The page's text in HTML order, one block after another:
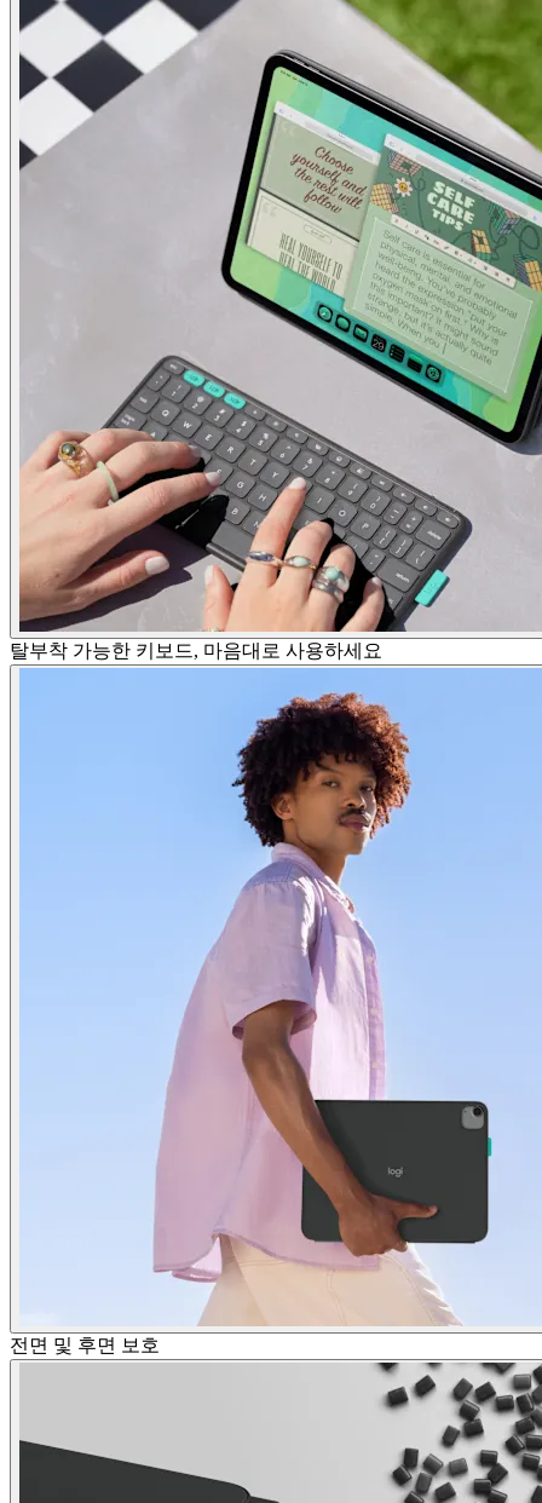
탈부착 가능한 키보드, 마음대로 사용하세요
전면 및 후면 보호